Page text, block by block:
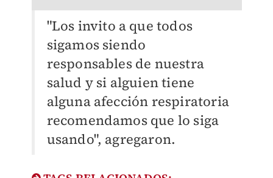
"Los invito a que todos
sigamos siendo
responsables de nuestra
salud y si alguien tiene
alguna afección respiratoria
recomendamos que lo siga
usando", agregaron.